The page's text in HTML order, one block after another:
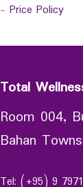
- Price Policy
Total
Room 004,
Bahan
Tel: (+95) 9